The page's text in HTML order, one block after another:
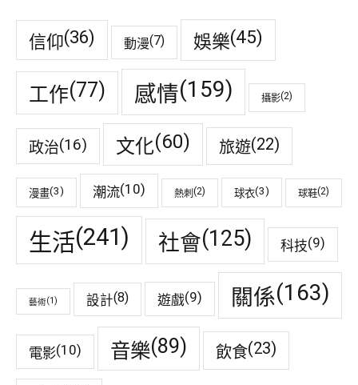
信仰(36) 動漫(7) 娛樂(45)
工作(77) 感情(159) 攝影(2)
政治(16) 文化(60) 旅遊(22)
漫畫(3) 潮流(10) 熱刺 (2) 球衣(3) 球鞋(2)
生活(241) 社會(125) 科技(9)
藝術(1) 設計(8) 遊戲(9) 關係(163)
電影(10) 音樂(89) 飲食(23)